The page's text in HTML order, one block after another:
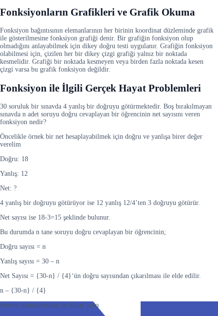
Fonksiyonların Grafikleri ve Grafik Okuma
Fonksiyon bağıntısının elemanlarının her birinin koordinat düzleminde grafik
ile gösterilmesine fonksiyon grafiği denir. Bir grafiğin fonksiyon olup
olmadığını anlayabilmek için dikey doğru testi uygulanır. Grafiğin fonksiyon
olabilmesi için, çizilen her bir dikey çizgi grafiği yalnız bir noktada
kesmelidir. Grafiği bir noktada kesmeyen veya birden fazla noktada kesen
çizgi varsa bu grafik fonksiyon değildir.
Fonksiyon ile İlgili Gerçek Hayat Problemleri
30 soruluk bir sınavda 4 yanlış bir doğruyu götürmektedir. Boş bırakılmayan
sınavda n adet soruyu doğru cevaplayan bir öğrencinin net sayısını veren
fonksiyon nedir?
Öncelikle örnek bir net hesaplayabilmek için doğru ve yanlışa birer değer
verelim
Doğru: 18
Yanlış: 12
Net: ?
4 yanlış bir doğruyu götürüyor ise 12 yanlış 12/4’ten 3 doğruyu götürür.
Net sayısı ise 18-3=15 şeklinde bulunur.
Bu durumda n tane soruyu doğru cevaplayan bir öğrencinin;
Doğru sayısı = n
Yanlış sayısı = 30 – n
Net Sayısı = {30-n} / {4}‘ün doğru sayısından çıkarılması ile elde edilir.
n – {30-n} / {4}
Sınava hazırlanmanın en kolay yolu